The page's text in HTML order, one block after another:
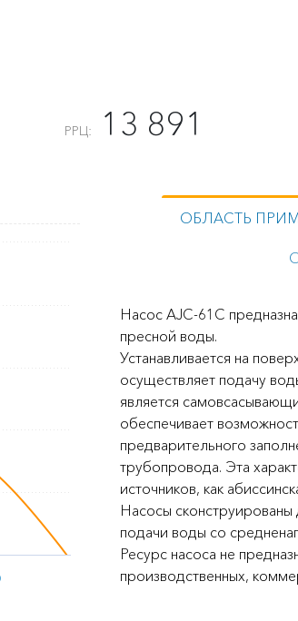
РРЦ: 13 891
ОБЛАСТЬ
Насос AJC-61C
пресной воды.
Устанавливается на
осуществляет подачу
является
обеспечивает
предварительного
трубопровода. Эта
источников, как
Насосы сконструированы
подачи воды со
Ресурс насоса не
производственных,